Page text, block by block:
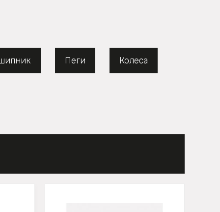
Пеги Колеса